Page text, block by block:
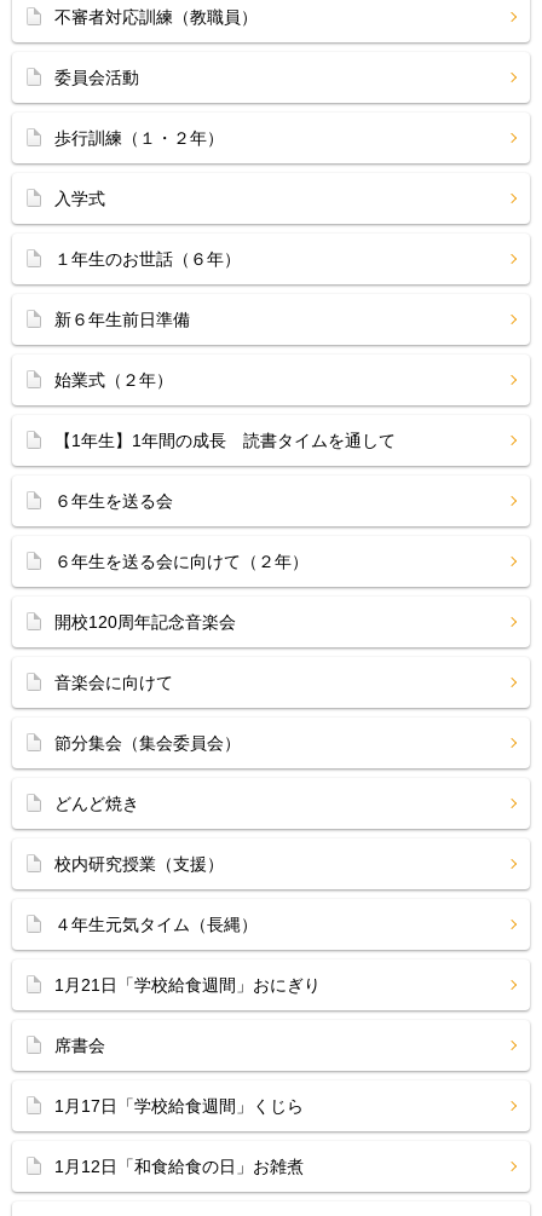
不審者対応訓練（教職員）
委員会活動
歩行訓練（１・２年）
入学式
１年生のお世話（６年）
新６年生前日準備
始業式（２年）
【1年生】1年間の成長 読書タイムを通して
６年生を送る会
６年生を送る会に向けて（２年）
開校120周年記念音楽会
音楽会に向けて
節分集会（集会委員会）
どんど焼き
校内研究授業（支援）
４年生元気タイム（長縄）
1月21日「学校給食週間」おにぎり
席書会
1月17日「学校給食週間」くじら
1月12日「和食給食の日」お雑煮